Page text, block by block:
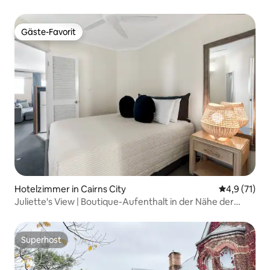
Gäste-Favorit
Gäste-Favorit
Hotelzimmer in Cairns City
4,9 (71)
Juliette's View | Boutique-Aufenthalt in der Nähe der
Superhost
Superhost